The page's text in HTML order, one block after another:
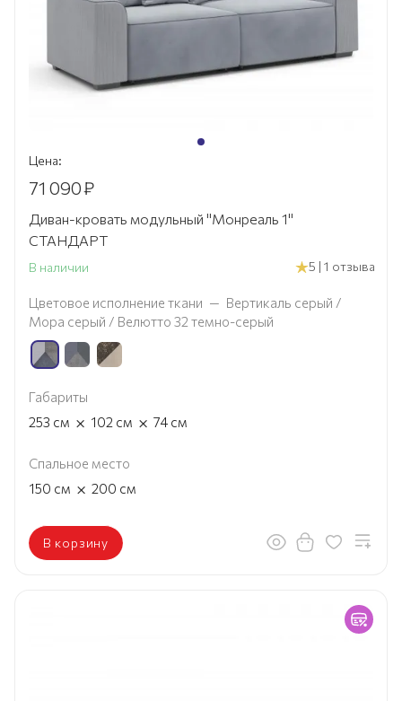
Цена:
71 090₽
Диван-кровать модульный "Монреаль 1"
СТАНДАРТ
В наличии 5 | 1 отзыва
Цветовое исполнение ткани — Вертикаль серый /
Мора серый / Велютто 32 темно-серый
Габариты
253 см × 102 см × 74 см
Спальное место
150 см × 200 см
В корзину